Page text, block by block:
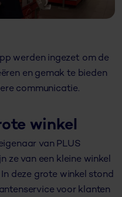
werden ingezet om de
en gemak te bieden
communicatie.
winkel
van PLUS
ze van een kleine winkel
deze grote winkel stond
voor klanten